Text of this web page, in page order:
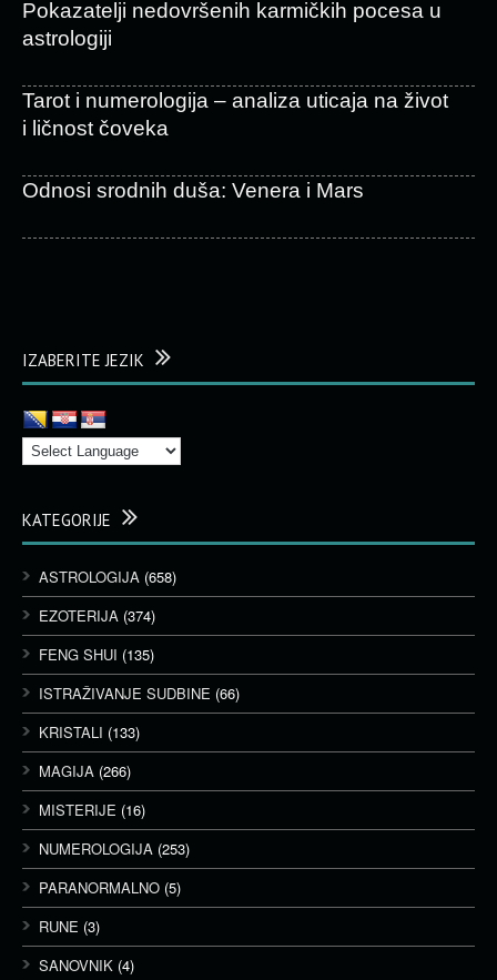
Pokazatelji nedovršenih karmičkih pocesa u
astrologiji
Tarot i numerologija – analiza uticaja na život
i ličnost čoveka
Odnosi srodnih duša: Venera i Mars
IZABERITE JEZIK
KATEGORIJE
ASTROLOGIJA (658)
EZOTERIJA (374)
FENG SHUI (135)
ISTRAŽIVANJE SUDBINE (66)
KRISTALI (133)
MAGIJA (266)
MISTERIJE (16)
NUMEROLOGIJA (253)
PARANORMALNO (5)
RUNE (3)
SANOVNIK (4)